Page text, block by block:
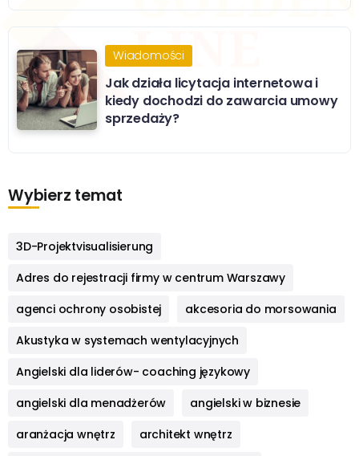
Wiadomości
Jak działa licytacja internetowa i
kiedy dochodzi do zawarcia umowy
sprzedaży?
Wybierz temat
3D-Projektvisualisierung
Adres do rejestracji firmy w centrum Warszawy
agenci ochrony osobistej
akcesoria do morsowania
Akustyka w systemach wentylacyjnych
Angielski dla liderów- coaching językowy
angielski dla menadżerów
angielski w biznesie
aranżacja wnętrz
architekt wnętrz